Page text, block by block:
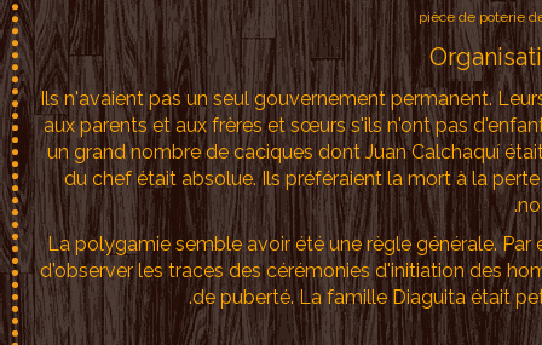
pièce de poterie
Ils n'avaient pas un seul gouvernement permanent.
aux parents et aux frères et sœurs s'ils n'ont pas
un grand nombre de caciques dont Juan Calchaquí
du chef était absolue. Ils préféraient la mort à la
La polygamie semble avoir été une règle générale.
d'observer les traces des cérémonies d'initiation des
de puberté. La famille Diaguita était